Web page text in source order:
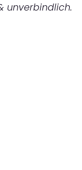
unverbindlich.